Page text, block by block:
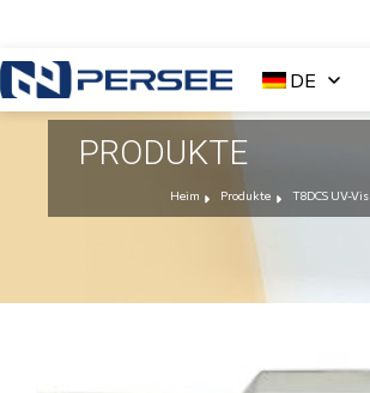
DE
PRODUKTE
Heim Produkte T8DCS UV-Vis